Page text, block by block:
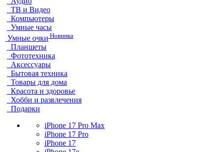
ТВ и Видео
Компьютеры
Умные часы
Умные очки Новинка
Планшеты
Фототехника
Аксессуары
Бытовая техника
Товары для дома
Красота и здоровье
Хобби и развлечения
Подарки
iPhone 17 Pro Max
iPhone 17 Pro
iPhone 17